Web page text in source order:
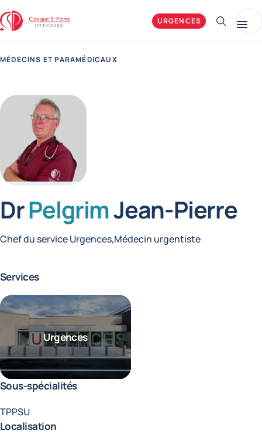
Clinique Saint-Pierre Ottignies URGENCES Afficher
MÉDECINS ET PARAMÉDICAUX
DrPelgrimJean-Pierre
Fonctions
Chef du service Urgences Médecin urgentiste
Services
Urgences
Sous-spécialités
TPPSU
Localisation